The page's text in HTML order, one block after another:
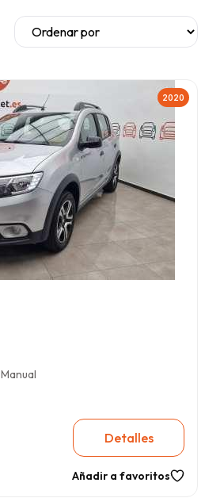
2020
Manual
Detalles
Añadir a favoritos